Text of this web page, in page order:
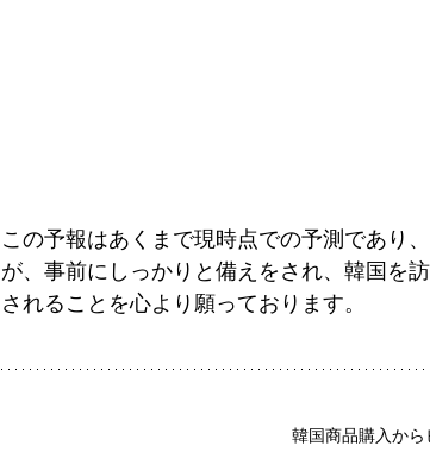
この予報はあくまで現時点での予測であり
が、事前にしっかりと備えをされ、韓国を
されることを心より願っております。
韓国商品購入か